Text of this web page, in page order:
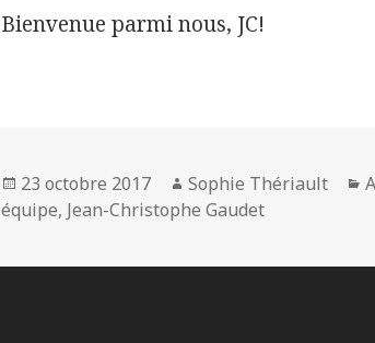
Bienvenue parmi nous, JC!
Publié
le
23 octobre 2017 Auteur
Sophie Thériault
équipe, Jean-Christophe Gaudet